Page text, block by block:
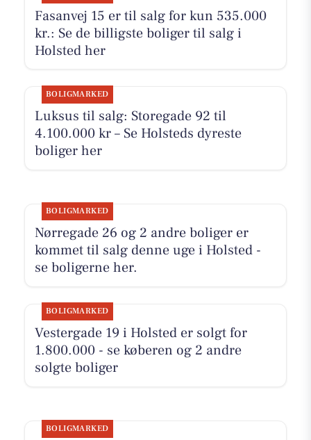
Fasanvej 15 er til salg for kun 535.000
kr.: Se de billigste boliger til salg i
Holsted her
BOLIGMARKED
Luksus til salg: Storegade 92 til
4.100.000 kr – Se Holsteds dyreste
boliger her
BOLIGMARKED
Nørregade 26 og 2 andre boliger er
kommet til salg denne uge i Holsted -
se boligerne her.
BOLIGMARKED
Vestergade 19 i Holsted er solgt for
1.800.000 - se køberen og 2 andre
solgte boliger
BOLIGMARKED